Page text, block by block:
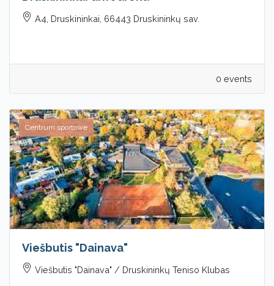
A4, Druskininkai, 66443 Druskininkų sav.
0 events
Centrum sportowe
Viešbutis "Dainava"
Viešbutis "Dainava" / Druskininkų Teniso Klubas